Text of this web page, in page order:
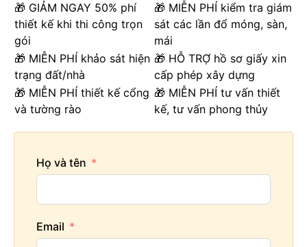
🎁 GIẢM NGAY 50% phí
thiết kế khi thi công trọn
gói
🎁 MIỄN PHÍ kiểm tra giám
sát các lần đổ móng, sàn,
mái
🎁 MIỄN PHÍ khảo sát hiện
trạng đất/nhà
🎁 HỖ TRỢ hồ sơ giấy xin
cấp phép xây dựng
🎁 MIỄN PHÍ thiết kế cổng
và tường rào
🎁 MIỄN PHÍ tư vấn thiết
kế, tư vấn phong thủy
Họ và tên
Email